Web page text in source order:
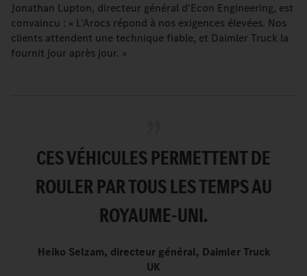
Jonathan Lupton, directeur général d'Econ Engineering, est
convaincu : « L'Arocs répond à nos exigences élevées. Nos
clients attendent une technique fiable, et Daimler Truck la
fournit jour après jour. »
CES VÉHICULES PERMETTENT DE
ROULER PAR TOUS LES TEMPS AU
ROYAUME-UNI.
Heiko Selzam, directeur général, Daimler Truck
UK